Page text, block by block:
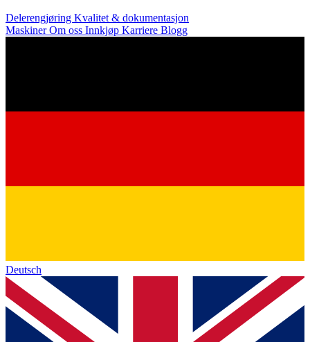
Delerengjøring Kvalitet & dokumentasjon
MaskinerOm oss Innkjøp Karriere Blogg
Deutsch